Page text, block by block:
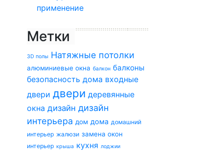
применение
Метки
3D полы Натяжные потолки
алюминиевые окна балкон балконы
безопасность дома входные
двери двери деревянные
окна дизайн дизайн
интерьера дом дома домашний
интерьер жалюзи замена окон
интерьер крыша кухня лоджии